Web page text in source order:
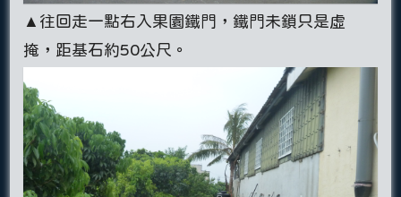
▲往回走一點右入果園鐵門，鐵門未鎖只是虛
掩，距基石約50公尺。